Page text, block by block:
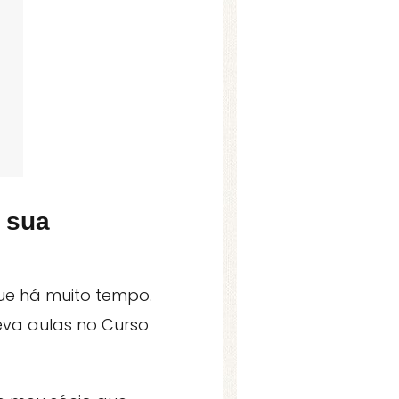
sua
há muito tempo.
aulas no Curso